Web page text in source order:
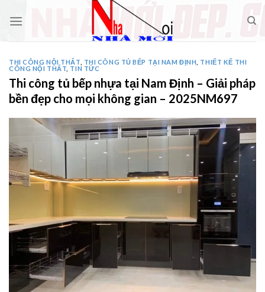
THI CÔNG NỘI THẤT THI CÔNG TỦ BẾP TẠI NAM ĐỊNH
THIẾT KẾ THI
CÔNG NỘI THẤT TIN TỨC
Thi công tủ bếp nhựa tại Nam Định – Giải pháp
bền đẹp cho mọi không gian – 2025NM697